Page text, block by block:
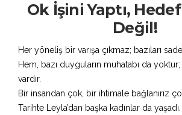
Ok İşini Yaptı,
Değil!
Her yöneliş bir varışa çıkmaz; bazıları
Hem, bazı duyguların muhatabı da yoktur;
vardır.
Bir insandan çok, bir ihtimale bağlanırız
Tarihte Leyla’dan başka kadınlar da yaşadı.